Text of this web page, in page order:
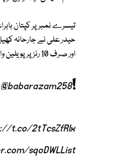
تیسرے نمبر پر کپتان
اور صرف 10 رنز پر پویلین واپس لوٹ گئے۔
@babarazam258!
t.co/2tTcsZfRlx
sqoDWLList